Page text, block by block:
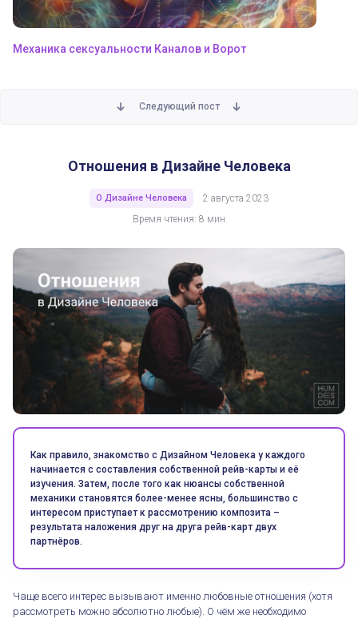
Механика сексуальности Каналов и Ворот
Следующий пост
Отношения в Дизайне Человека
О Дизайне Человека
2 августа 2023
Время чтения: 8 мин
Как правило, знакомство с Дизайном Человека у каждого
начинается с составления собственной рейв-карты и её
изучения. Затем, после того как нюансы собственной
механики становятся более-менее ясны, большинство с
интересом приступает к рассмотрению композита –
результата наложения друг на друга рейв-карт двух
партнёров.
Чаще всего интерес вызывают именно любовные отношения (хотя
рассмотреть можно абсолютно любые). О чём же необходимо